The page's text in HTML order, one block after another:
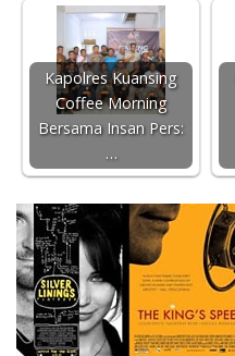
Kapolres Kuansing
Coffee Morning
Bersama Insan Pers:
…